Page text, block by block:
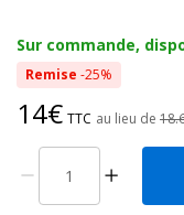
Sur commande,
Remise -25%
14€ TTC au lieu de